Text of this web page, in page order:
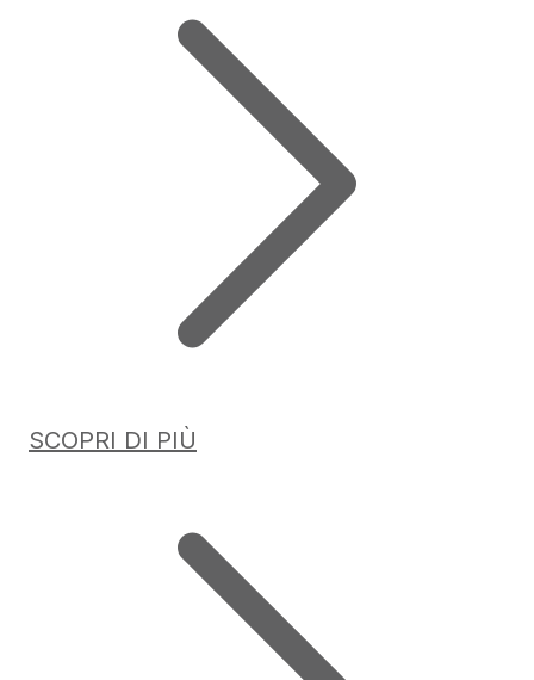
SCOPRI DI PIÙ